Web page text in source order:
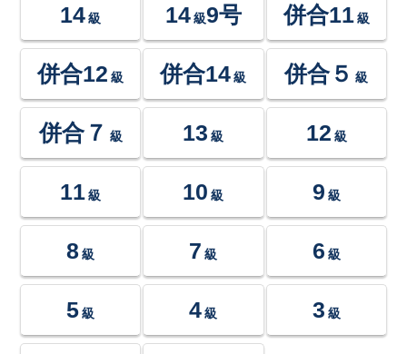
14 級 14級9号 併合11 級
併合12 級 併合14 級 併合５ 級
併合７ 級 13 級 12 級
11 級 10 級 9 級
8 級 7 級 6 級
5 級 4 級 3 級